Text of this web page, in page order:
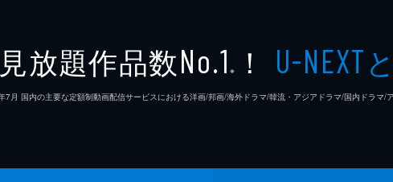
見放題作品数No.1 ※ ！ U-NEXT
⽉ 国内の主要な定額制動画配信サービスにおける洋画/邦画/海外ドラマ/韓流・アジアドラマ/国内ドラマ/